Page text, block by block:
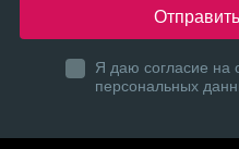
Я даю согласие на
персональных